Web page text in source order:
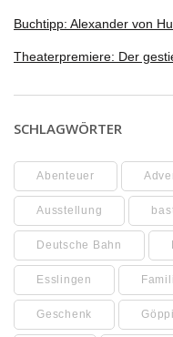
Buchtipp: Alexander von
Theaterpremiere: Der
SCHLAGWÖRTER
Abenteuer
Ausstellung
Deutsche Bahn
Esslingen
Geschenk